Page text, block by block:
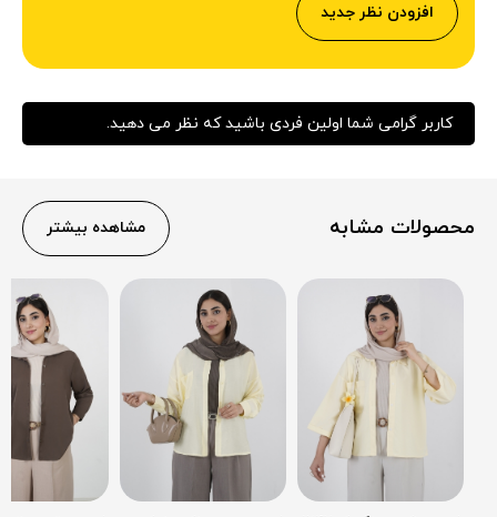
افزودن نظر جدید
کاربر گرامی شما اولین فردی باشید که نظر می دهید.
محصولات مشابه مشاهده بیشتر